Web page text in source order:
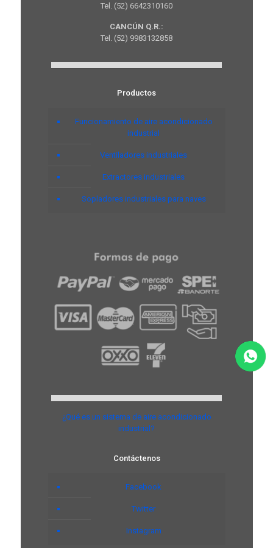
Tel. (52) 6642310160
CANCÚN Q.R.:
Tel. (52) 9983132858
Productos
Funcionamiento de aire acondicionado
industrial
Ventiladores industriales
Extractores industriales
Sopladores industriales para naves
¿Qué es un sistema de aire acondicionado
industrial?
Contáctenos
Facebook
Twitter
Instagram